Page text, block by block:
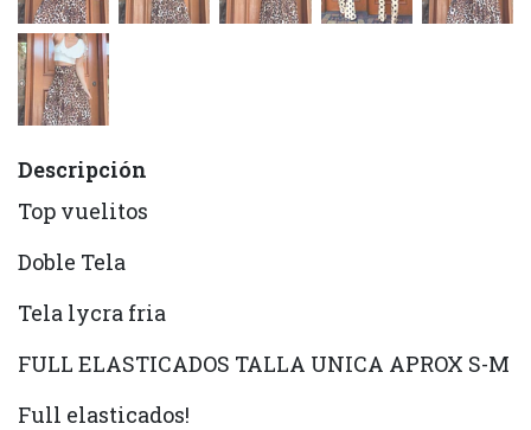
Descripción
Top vuelitos
Doble Tela
Tela lycra fria
FULL ELASTICADOS TALLA UNICA APROX S-M
Full elasticados!